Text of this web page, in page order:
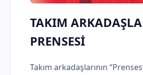
TAKIM
PRENSESİ
Takım arkadaşlarının